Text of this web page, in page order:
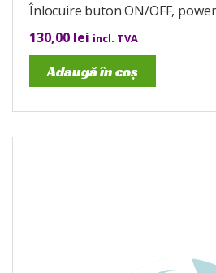
Înlocuire buton ON/OFF,
130,00 lei incl. TVA
Adaugă în coș